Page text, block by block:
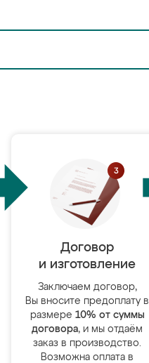
Договор
и изготовление
Заключаем договор,
Вы вносите предоплату в
размере 10% от суммы
договора, и мы отдаём
заказ в производство.
Возможна оплата в